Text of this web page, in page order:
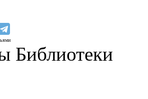
Библиотеки